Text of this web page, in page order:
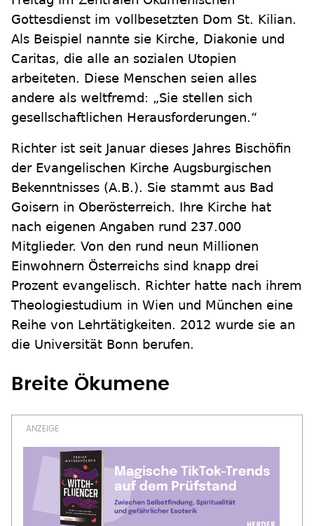
Gottesdienst im vollbesetzten Dom St. Kilian.
Als Beispiel nannte sie Kirche, Diakonie und
Caritas, die alle an sozialen Utopien
arbeiteten. Diese Menschen seien alles
andere als weltfremd: „Sie stellen sich
gesellschaftlichen Herausforderungen.“
Richter ist seit Januar dieses Jahres Bischöfin
der Evangelischen Kirche Augsburgischen
Bekenntnisses (A.B.). Sie stammt aus Bad
Goisern in Oberösterreich. Ihre Kirche hat
nach eigenen Angaben rund 237.000
Mitglieder. Von den rund neun Millionen
Einwohnern Österreichs sind knapp drei
Prozent evangelisch. Richter hatte nach ihrem
Theologiestudium in Wien und München eine
Reihe von Lehrtätigkeiten. 2012 wurde sie an
die Universität Bonn berufen.
Breite Ökumene